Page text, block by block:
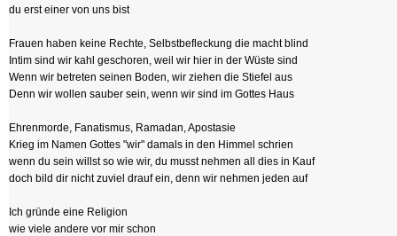
du erst einer von uns bist
Frauen haben keine Rechte, Selbstbefleckung die macht blind
Intim sind wir kahl geschoren, weil wir hier in der Wüste sind
Wenn wir betreten seinen Boden, wir ziehen die Stiefel aus
Denn wir wollen sauber sein, wenn wir sind im Gottes Haus
Ehrenmorde, Fanatismus, Ramadan, Apostasie
Krieg im Namen Gottes "wir" damals in den Himmel schrien
wenn du sein willst so wie wir, du musst nehmen all dies in Kauf
doch bild dir nicht zuviel drauf ein, denn wir nehmen jeden auf
Ich gründe eine Religion
wie viele andere vor mir schon